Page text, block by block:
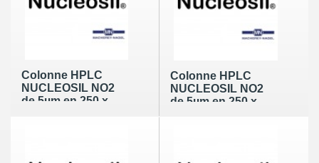
Colonne HPLC
NUCLEOSIL NO2
de 5µm en 250 x
Colonne HPLC
NUCLEOSIL NO2
de 5µm en 250 x